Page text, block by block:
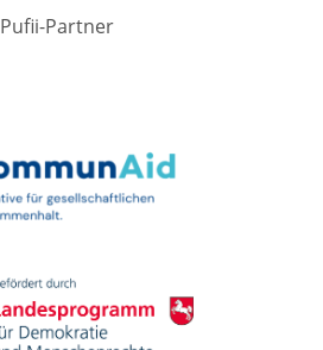
Pufii-Partner